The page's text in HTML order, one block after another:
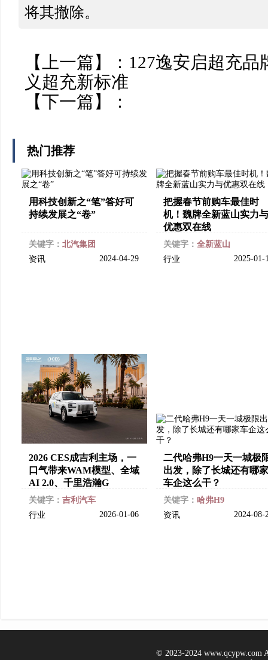
将其撤除。
【上一篇】： 127逸安启超充品
义超充新标准
【下一篇】：
热门推荐
用科技创新之“笔”答好可
持续发展之“卷”
关键字： 北汽集团
资讯
2024-04-29
把握春节前购车最佳时
机！魏牌全新蓝山实力与
优惠双在线
关键字： 全新蓝山
行业
2025-
2026 CES成吉利主场，一
口气带来WAM模型、全域
AI 2.0、千里浩瀚G
关键字： 吉利汽车
行业
2026-01-06
二代哈弗H9一天一城极
出发，除了长城还有哪家
车企这么干？
关键字： 哈弗H9
资讯
2024-
© 2023-2024 www.qcypw.com